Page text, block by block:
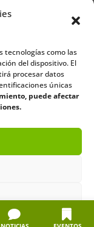
tecnologías como las
del dispositivo. El
procesar datos
únicas
puede afectar
Aviso legal